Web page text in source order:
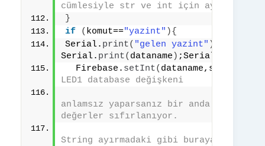
cümlesiyle str ve int için ayrılmalı.
}
if
( komut=="yazint" ){
Serial. print( "gelen yazint" )
Serial. print( dataname ) ;Serial.
  Firebase.
setInt( dataname,saydatdeg
LED1 database değişkeni
anlamsız yaparsanız bir anda
değerler sıfırlanıyor.
String ayırmadaki gibi buraya int ve